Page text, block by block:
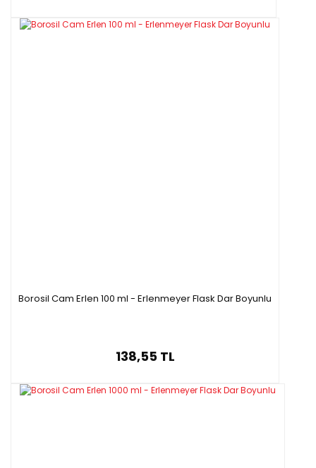
Borosil Cam Erlen 100 ml - Erlenmeyer Flask Dar Boyunlu
138,55 TL